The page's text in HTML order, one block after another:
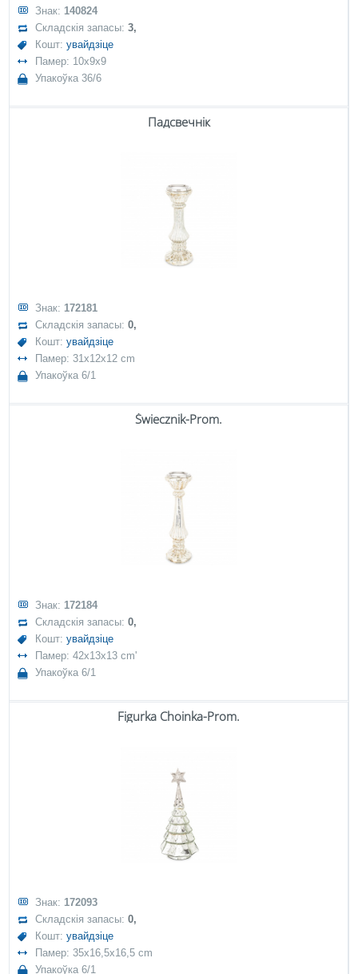
Знак: 140824
Складскія запасы:3,
Кошт:увайдзіце
Памер: 10x9x9
Упакоўка 36/6
Падсвечнік
Знак: 172181
Складскія запасы:0,
Кошт:увайдзіце
Памер: 31x12x12 cm
Упакоўка 6/1
Świecznik-Prom.
Знак: 172184
Складскія запасы:0,
Кошт:увайдзіце
Памер: 42x13x13 cm'
Упакоўка 6/1
Figurka Choinka-Prom.
Знак: 172093
Складскія запасы:0,
Кошт:увайдзіце
Памер: 35x16,5x16,5 cm
Упакоўка 6/1